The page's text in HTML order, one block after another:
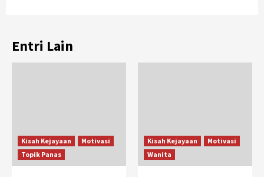
Entri Lain
Kisah Kejayaan
Motivasi
Topik Panas
Kisah Kejayaan
Motivasi
Wanita